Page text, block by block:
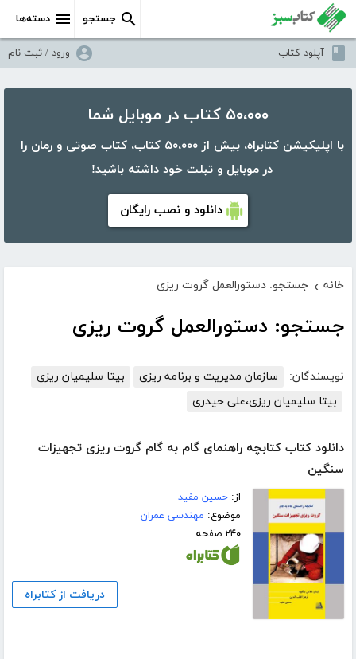
دسته‌ها جستجو
آپلود کتاب ورود / ثبت نام
۵۰،۰۰۰ کتاب در موبایل شما
با اپلیکیشن کتابراه، بیش از ۵۰،۰۰۰ کتاب، کتاب صوتی و رمان را
در موبایل و تبلت خود داشته باشید!
دانلود و نصب رایگان
خانه › جستجو: دستورالعمل گروت ریزی
جستجو: دستورالعمل گروت ریزی
نویسندگان: سازمان مدیریت و برنامه ریزی
بیتا سلیمیان ریزی
بیتا سلیمیان ریزی،علی حیدری
دانلود کتاب کتابچه راهنمای گام به گام گروت ریزی تجهیزات
سنگین
از:حسین مفید
موضوع: مهندسی عمران
۲۴۰ صفحه
دریافت از کتابراه